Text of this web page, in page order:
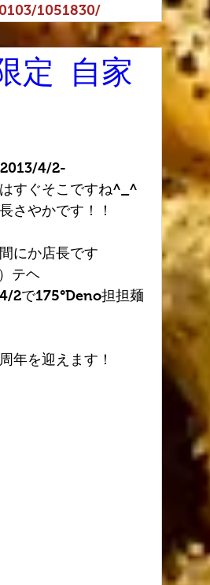
1051830/
定 自家
4/2-
すぐそこですね^_^
さやかです！！
にか店長です
テヘ
2で175°Deno担担麺
年を迎えます！